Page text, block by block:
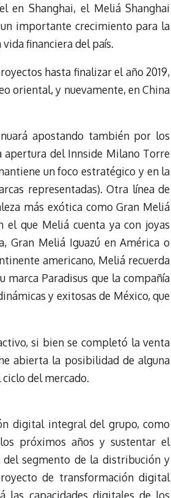
en Shanghai, el Meliá Shanghai
importante crecimiento para la
financiera del país.
hasta finalizar el año 2019,
oriental, y nuevamente, en China
apostando también por los
apertura del Innside Milano Torre
un foco estratégico y en la
representadas). Otra línea de
más exótica como Gran Meliá
el que Meliá cuenta ya con joyas
Gran Meliá Iguazú en América o
americano, Meliá recuerda
Paradisus que la compañía
y exitosas de México, que
si bien se completó la venta
abierta la posibilidad de alguna
del mercado.
digital integral del grupo, como
próximos años y sustentar el
del segmento de la distribución y
de transformación digital
las capacidades digitales de los